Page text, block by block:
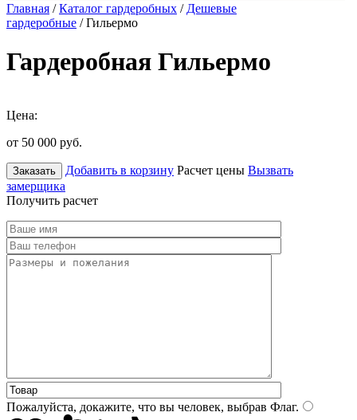
Главная /Каталог гардеробных / Дешевые
гардеробные / Гильермо
Гардеробная Гильермо
Цена:
от 50 000 руб.
Заказать Добавить в корзину Расчет цены Вызвать
замерщика
Получить расчет
Пожалуйста, докажите, что вы человек, выбрав Флаг.